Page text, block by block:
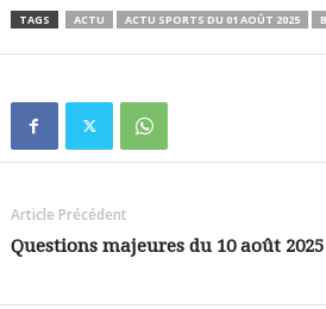
TAGS ACTU ACTU SPORTS DU 01 AOÛT 2025
Article Précédent
Questions majeures du 10 août 2025